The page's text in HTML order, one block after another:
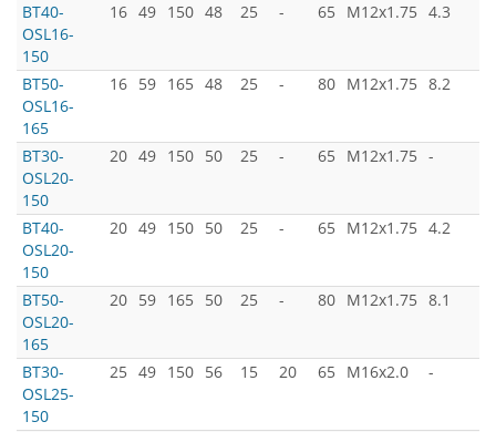
BT40-
OSL16-
150
16 49 150 48 25 - 65 M12x1.75 4.3
BT50-
OSL16-
165
16 59 165 48 25 - 80 M12x1.75 8.2
BT30-
OSL20-
150
20 49 150 50 25 - 65 M12x1.75 -
BT40-
OSL20-
150
20 49 150 50 25 - 65 M12x1.75 4.2
BT50-
OSL20-
165
20 59 165 50 25 - 80 M12x1.75 8.1
BT30-
OSL25-
150
25 49 150 56 15 20 65 M16x2.0 -